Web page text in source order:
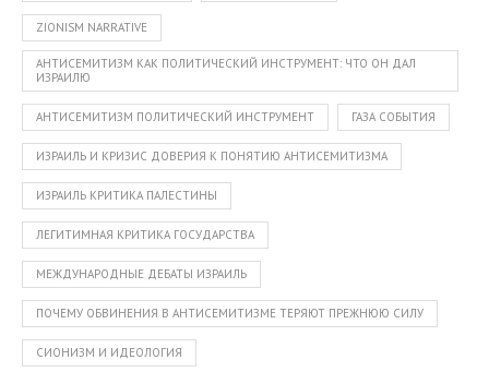
ZIONISM NARRATIVE
АНТИСЕМИТИЗМ КАК ПОЛИТИЧЕСКИЙ ИНСТРУМЕНТ: ЧТО ОН ДАЛ
ИЗРАИЛЮ
АНТИСЕМИТИЗМ ПОЛИТИЧЕСКИЙ ИНСТРУМЕНТ ГАЗA СОБЫТИЯ
ИЗРАИЛЬ И КРИЗИС ДОВЕРИЯ К ПОНЯТИЮ АНТИСЕМИТИЗМА
ИЗРАИЛЬ КРИТИКА ПАЛЕСТИНЫ
ЛЕГИТИМНАЯ КРИТИКА ГОСУДАРСТВА
МЕЖДУНАРОДНЫЕ ДЕБАТЫ ИЗРАИЛЬ
ПОЧЕМУ ОБВИНЕНИЯ В АНТИСЕМИТИЗМЕ ТЕРЯЮТ ПРЕЖНЮЮ СИЛУ
СИОНИЗМ И ИДЕОЛОГИЯ